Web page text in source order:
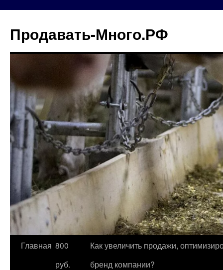
Продавать-Много.РФ
Перейти
Главная 800
руб.
Как увеличить продажи,
бренд компании?